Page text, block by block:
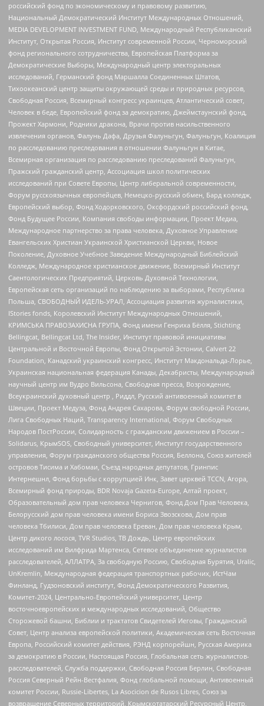
российский фонд по экономическому и правовому развитию,
Национальный Демократический Институт Международных Отношений,
MEDIA DEVELOPMENT INVESTMENT FUND, Международный Республиканский
Институт, Открытая Россия, Институт современной России, Черноморский
фонд регионального сотрудничества, Европейская Платформа за
Демократические Выборы, Международный центр электоральных
исследований, Германский фонд Маршалла Соединенных Штатов,
Тихоокеанский центр защиты окружающей среды и природных ресурсов,
Свободная Россия, Всемирный конгресс украинцев, Атлантический совет,
Человек в беде, Европейский фонд за демократию, Джеймстаунский фонд,
Прожект Хармони, Родники дракона, Врачи против насильственного
извлечения органов, Фалунь Дафа, Друзья Фалуньгун, Фалуньгун, Коалиция
по расследованию преследования в отношении Фалуньгун в Китае,
Всемирная организация по расследованию преследований Фалуньгун,
Пражский гражданский центр, Ассоциация школ политических
исследований при Совете Европы, Центр либеральной современности,
Форум русскоязычных европейцев, Немецко-русский обмен, Бард колледж,
Европейский выбор, Фонд Ходорковского, Оксфордский российский фонд,
Фонд Будущее России, Компания свободы информации, Проект Медиа,
Международное партнерство за права человека, Духовное Управление
Евангельских Христиан Украинской Христианской Церкви, Новое
Поколение, Духовное Учебное Заведение Международный Библейский
Колледж, Международное христианское движение, Всемирный Институт
Саентологических Предприятий, Церковь Духовной Технологии,
Европейская сеть организаций по наблюдению за выборами, Республика
Польша, СВОБОДНЫЙ ИДЕЛЬ-УРАЛ, Ассоциация развития журналистики,
IStories fonds, Королевский Институт Международных Отношений,
КРИМСЬКА ПРАВОЗАХИСНА ГРУПА, Фонд имени Генриха Бёлля, Stichting
Bellingcat, Bellingcat Ltd, The Insider, Институт правовой инициативы
Центральной и Восточной Европы, Фонд Открытой Эстонии, Calvert 22
Foundation, Канадский украинский конгресс, Институт Макдональда-Лорье,
Украинская национальная федерация Канады, Декабристы, Международный
научный центр им Вудро Вильсона, Свободная пресса, Возрождение,
Всеукраинский духовный центр , Риддл, Русский антивоенный комитет в
Швеции, Проект Медуза, Фонд Андрея Сахарова, Форум свободной России,
Лига Свободных Наций, Transparеncy International, Форум Свободных
Народов ПостРоссии, Солидарность с гражданским движением в России –
Solidarus, КрымSOS, Свободный университет, Институт государственного
управления, Форум гражданского общества Россия, Беллона, Союз жителей
островов Тисима и Хабомаи, Съезд народных депутатов, Гринпис
Интернешнл, Фонд борьбы с коррупцией Инк, Завет церквей TCCN, Агора,
Всемирный фонд природы, BDR Novaja Gazeta-Europe, Алтай проект,
Образовательный дом прав человека Чернигов, Фонд Дом Прав Человека,
Белорусский дом прав человека имени Бориса Звозскова, Дом прав
человека Тбилиси, Дом прав человека Ереван, Дом прав человека Крым,
Центр дикого лосося, TVR Studios, ТВ Дождь, Центр европейских
исследований им Вилфрида Мартенса, Сетевое объединение журналистов
расследователей, АЛЛАТРА, За свободную Россию, Свободная Бурятия, Uralic,
UnKremlin, Международная федерация транспортных рабочих, ИстЧам
Финланд, Гудзоновский институт, Фонд Демократического Развития,
Комитет-2024, Центрально-Европейский университет, Центр
восточноевропейских и международных исследований, Общество
Сторожевой башни, Библии и трактатов Свидетелей Иеговы, Гражданский
Совет, Центр анализа европейской политики, Академическая сеть Восточная
Европа, Российский комитет действия, РЭНД корпорейшн, Русская Америка
за демократию в России, Настоящая Россия, Глобальная сеть журналистов-
расследователей, Служба поддержки, Свободная Россия Берлин, Свободная
Россия Северный Рейн-Вестфалия, Фонд глобальной помощи, Антивоенный
комитет России, Russie-Libertes, La Asocicion de Rusos Libres, Союз за
возвращение Северных территорий, Крымскотатарский Ресурсный Центр,